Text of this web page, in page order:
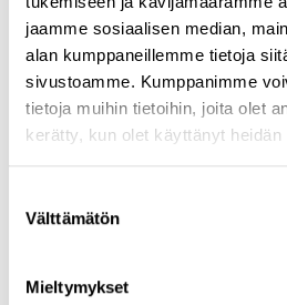
jaamme sosiaalisen median,
alan kumppaneillemme tietoja
sivustoamme. Kumppanimme
tietoja muihin tietoihin, joita olet
kerätty, kun olet käyttänyt heidän
valinta
Välttämätön
Mieltymykset
LUE LISÄÄ
aloittajan opas
laitepilatesharjoittelun